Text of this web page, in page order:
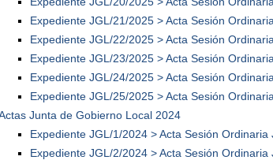
Expediente JGL/21/2025 > Acta Sesión
Expediente JGL/22/2025 > Acta Sesión
Expediente JGL/23/2025 > Acta Sesión
Expediente JGL/24/2025 > Acta Sesión
Expediente JGL/25/2025 > Acta Sesión
Junta de Gobierno Local 2024
Expediente JGL/1/2024 > Acta Sesión Ordinaria
Expediente JGL/2/2024 > Acta Sesión Ordinaria